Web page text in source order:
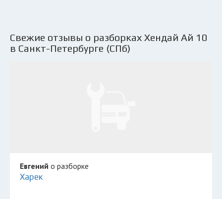
Свежие отзывы о разборках Хендай Ай 10
в Санкт-Петербурге (СПб)
Евгений о разборке
Харек